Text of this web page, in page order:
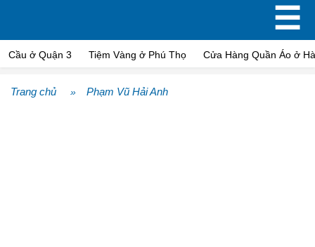
☰
Cầu ở Quận 3 Tiệm Vàng ở Phú Thọ Cửa Hàng Quần Áo ở
Trang chủ » Phạm Vũ Hải Anh